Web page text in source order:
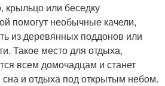
крыльцо или беседку
помогут необычные качели,
из деревянных поддонов или
Такое место для отдыха,
всем домочадцам и станет
и отдыха под открытым небом.